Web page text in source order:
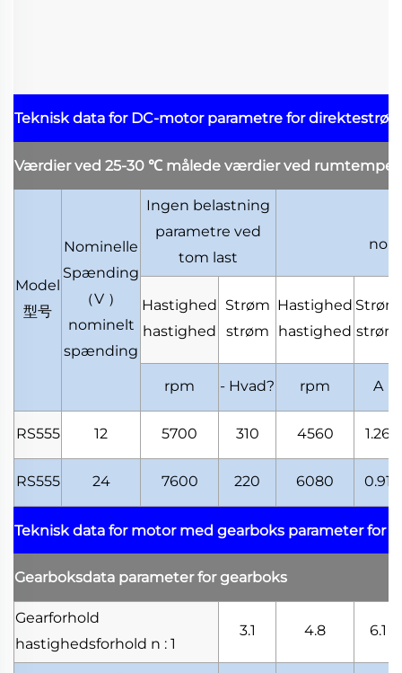
Teknisk data for DC-motor parametre for
Værdier ved 25-30 ℃ målede værdier ved
Model
型号
Nominelle
Spænding
（V ）
nominelt
spænding
Ingen belastning
parametre ved
tom last
Hastighed
hastighed
Strøm
strøm
Hastighed
hastighed
Strøm
strøm
rpm - Hvad? rpm A
RS555 12 5700 310 4560 1.26
RS555 24 7600 220 6080 0.91
Teknisk data for motor med gearboks parameter for
Gearboksdata parameter for gearboks
Gearforhold
hastighedsforhold n : 1
3.1 4.8 6.1